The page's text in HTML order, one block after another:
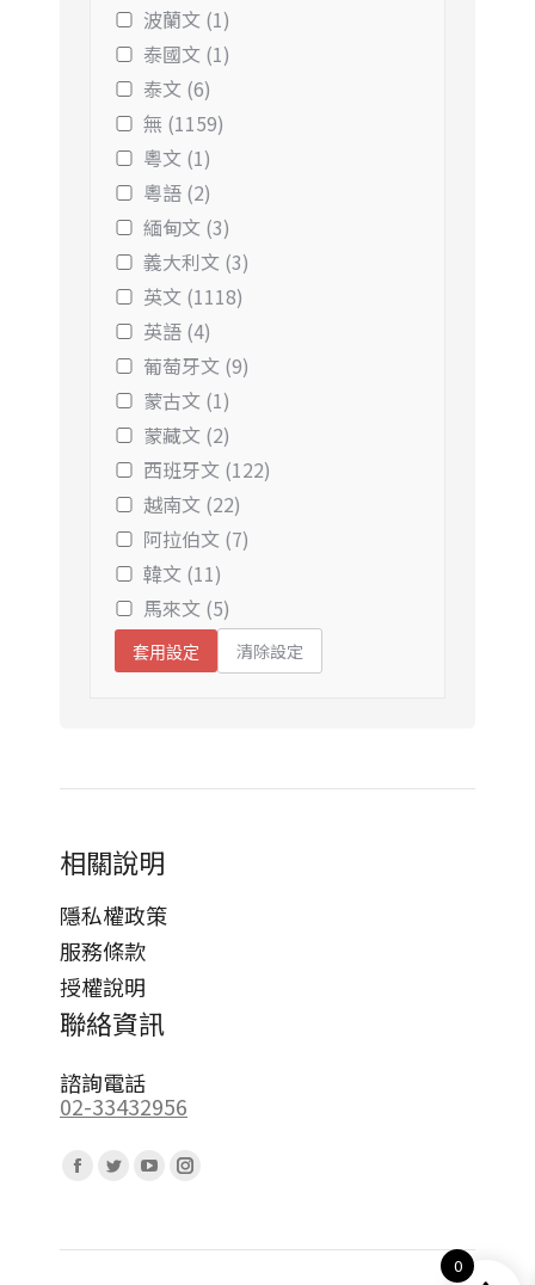
波蘭文 (1)
泰國文 (1)
泰文 (6)
無 (1159)
粵文 (1)
粵語 (2)
緬甸文 (3)
義大利文 (3)
英文 (1118)
英語 (4)
葡萄牙文 (9)
蒙古文 (1)
蒙藏文 (2)
西班牙文 (122)
越南文 (22)
阿拉伯文 (7)
韓文 (11)
馬來文 (5)
套用設定 清除設定
相關說明
隱私權政策
服務條款
授權說明
聯絡資訊
諮詢電話
02-33432956
Facebook
opens
Twitter
opens
YouTube
opens
Instagram
opens
0